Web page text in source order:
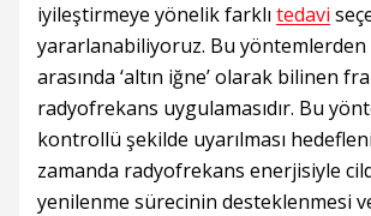
iyileştirmeye yönelik farklı tedavi
yararlanabiliyoruz. Bu
arasında ‘altın iğne’ olarak bilinen
radyofrekans uygulamasıdır. Bu
kontrollü şekilde uyarılması
zamanda radyofrekans enerjisiyle
yenilenme sürecinin desteklenmesi